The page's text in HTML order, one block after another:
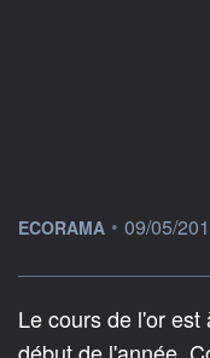
information fournie par
ECORAMA • 09/05/
Le cours de l'or